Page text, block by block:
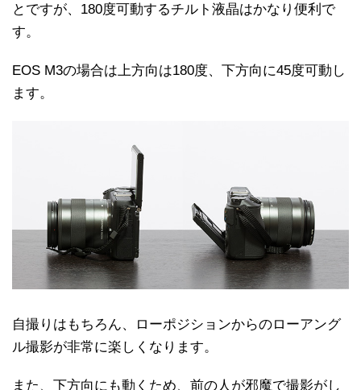
とですが、180度可動するチルト液晶はかなり便利で
す。
EOS M3の場合は上方向は180度、下方向に45度可動し
ます。
自撮りはもちろん、ローポジションからのローアング
ル撮影が非常に楽しくなります。
また、下方向にも動くため、前の人が邪魔で撮影がし